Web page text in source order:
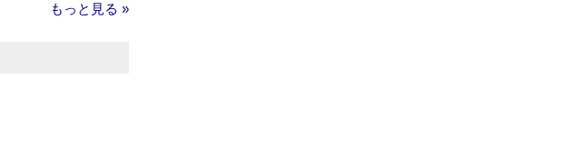
もっと見る »